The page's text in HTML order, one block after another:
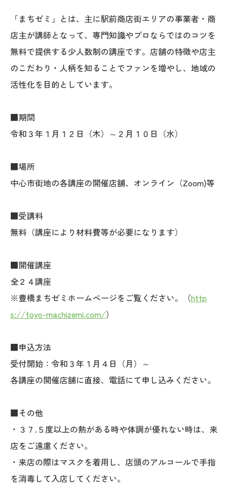
「まちゼミ」とは、主に駅前商店街エリアの事業者・商
店主が講師となって、専門知識やプロならではのコツを
無料で提供する少人数制の講座です。店舗の特徴や店主
のこだわり・人柄を知ることでファンを増やし、地域の
活性化を目的としています。
■期間
令和３年１月１２日（木）～２月１０日（水）
■場所
中心市街地の各講座の開催店舗、オンライン（Zoom)等
■受講料
無料（講座により材料費等が必要になります）
■開催講座
全２４講座
※豊橋まちゼミホームページをご覧ください。（http
s://toyo-machizemi.com/）
■申込方法
受付開始：令和３年１月４日（月）～
各講座の開催店舗に直接、電話にて申し込みください。
■その他
・３７.５度以上の熱がある時や体調が優れない時は、来
店をご遠慮ください。
・来店の際はマスクを着用し、店頭のアルコールで手指
を消毒して入店してください。